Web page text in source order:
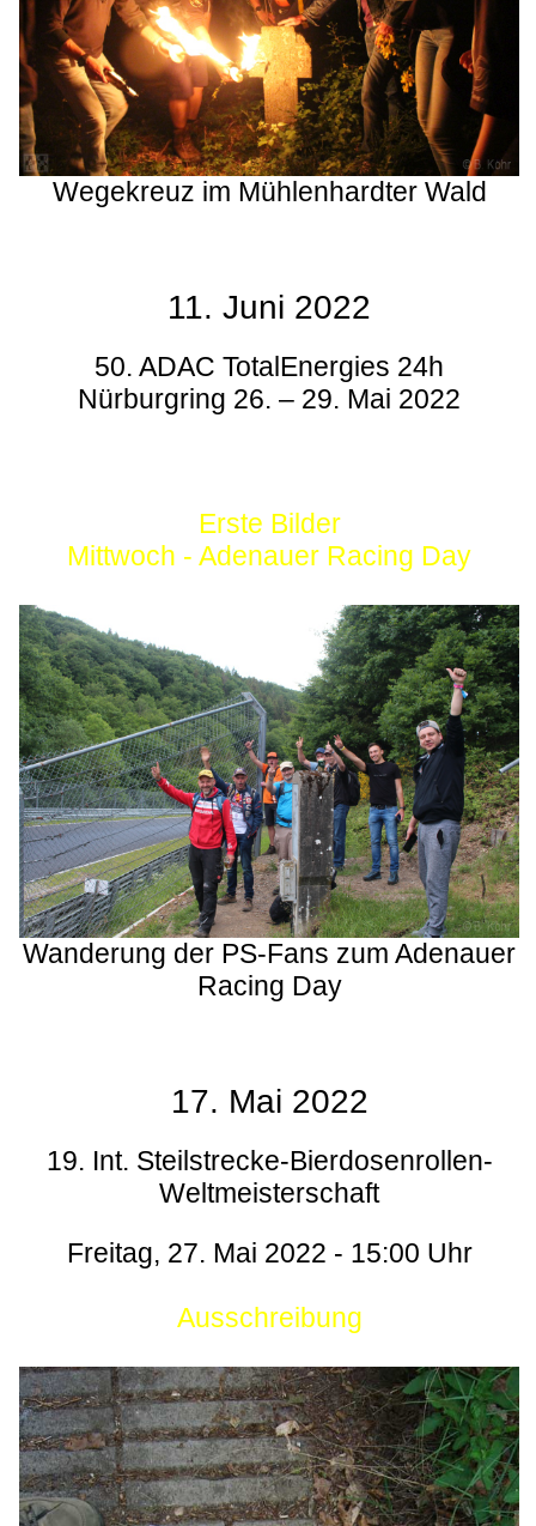
Wegekreuz im Mühlenhardter Wald
11. Juni 2022
50. ADAC TotalEnergies 24h
Nürburgring 26. – 29. Mai 2022
Erste Bilder
Mittwoch - Adenauer Racing Day
Wanderung der PS-Fans zum Adenauer
Racing Day
17. Mai 2022
19. Int. Steilstrecke-Bierdosenrollen-
Weltmeisterschaft
Freitag, 27. Mai 2022 - 15:00 Uhr
Ausschreibung